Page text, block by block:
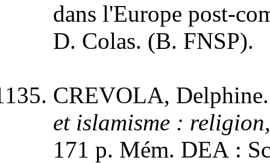
dans l'Europe post-
D. Colas. (B. FNSP).
CREVOLA,
et islamisme :
171 p. Mém. DEA :